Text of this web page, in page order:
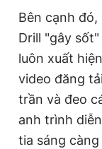
Bên cạnh
Drill "gây
luôn xuất
video đăng
trần và đeo
anh trình
tia sáng